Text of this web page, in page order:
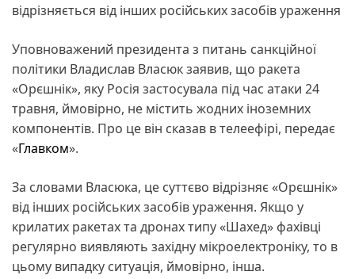
відрізняється від інших російських засобів ураження
Уповноважений президента з питань санкційної
політики Владислав Власюк заявив, що ракета
«Орєшнік», яку Росія застосувала під час атаки 24
травня, ймовірно, не містить жодних іноземних
компонентів. Про це він сказав в телеефірі, передає
«Главком».
За словами Власюка, це суттєво відрізняє «Орєшнік»
від інших російських засобів ураження. Якщо у
крилатих ракетах та дронах типу «Шахед» фахівці
регулярно виявляють західну мікроелектроніку, то в
цьому випадку ситуація, ймовірно, інша.